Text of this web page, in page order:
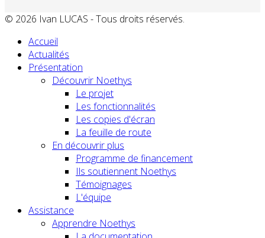
© 2026 Ivan LUCAS - Tous droits réservés.
Accueil
Actualités
Présentation
Découvrir Noethys
Le projet
Les fonctionnalités
Les copies d'écran
La feuille de route
En découvrir plus
Programme de financement
Ils soutiennent Noethys
Témoignages
L'équipe
Assistance
Apprendre Noethys